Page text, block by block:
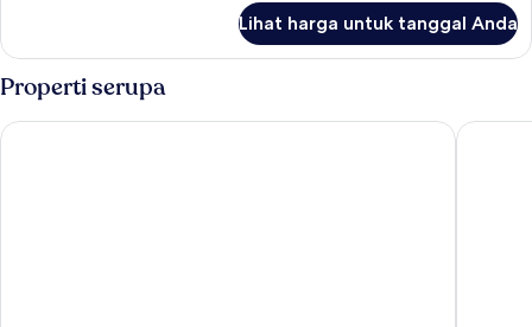
Bebas
Asap
Rokok,
pemandangan
Kamar
Triple
Comfort,
Tempat
Lihat harga untuk tanggal Anda
Properti serupa
Van der Valk Landhotel Spornitz